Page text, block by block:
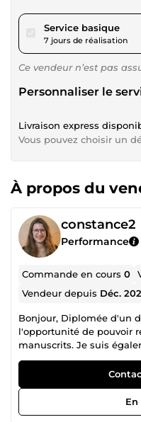
Service basiquepour
7 jours de réalisation
Ce vendeur n’est pas
Personnaliser le
Livraison express
Vous pouvez choisir un
À propos du
constance2
Performance
Commande en cours0
Vendeur depuis Déc.
Bonjour, Diplomée d'un
l'opportunité de pouvoir
manuscrits. Je suis
(fantasy, romance.. mais
commun ces 2 profils. Je
donner mon avis
En